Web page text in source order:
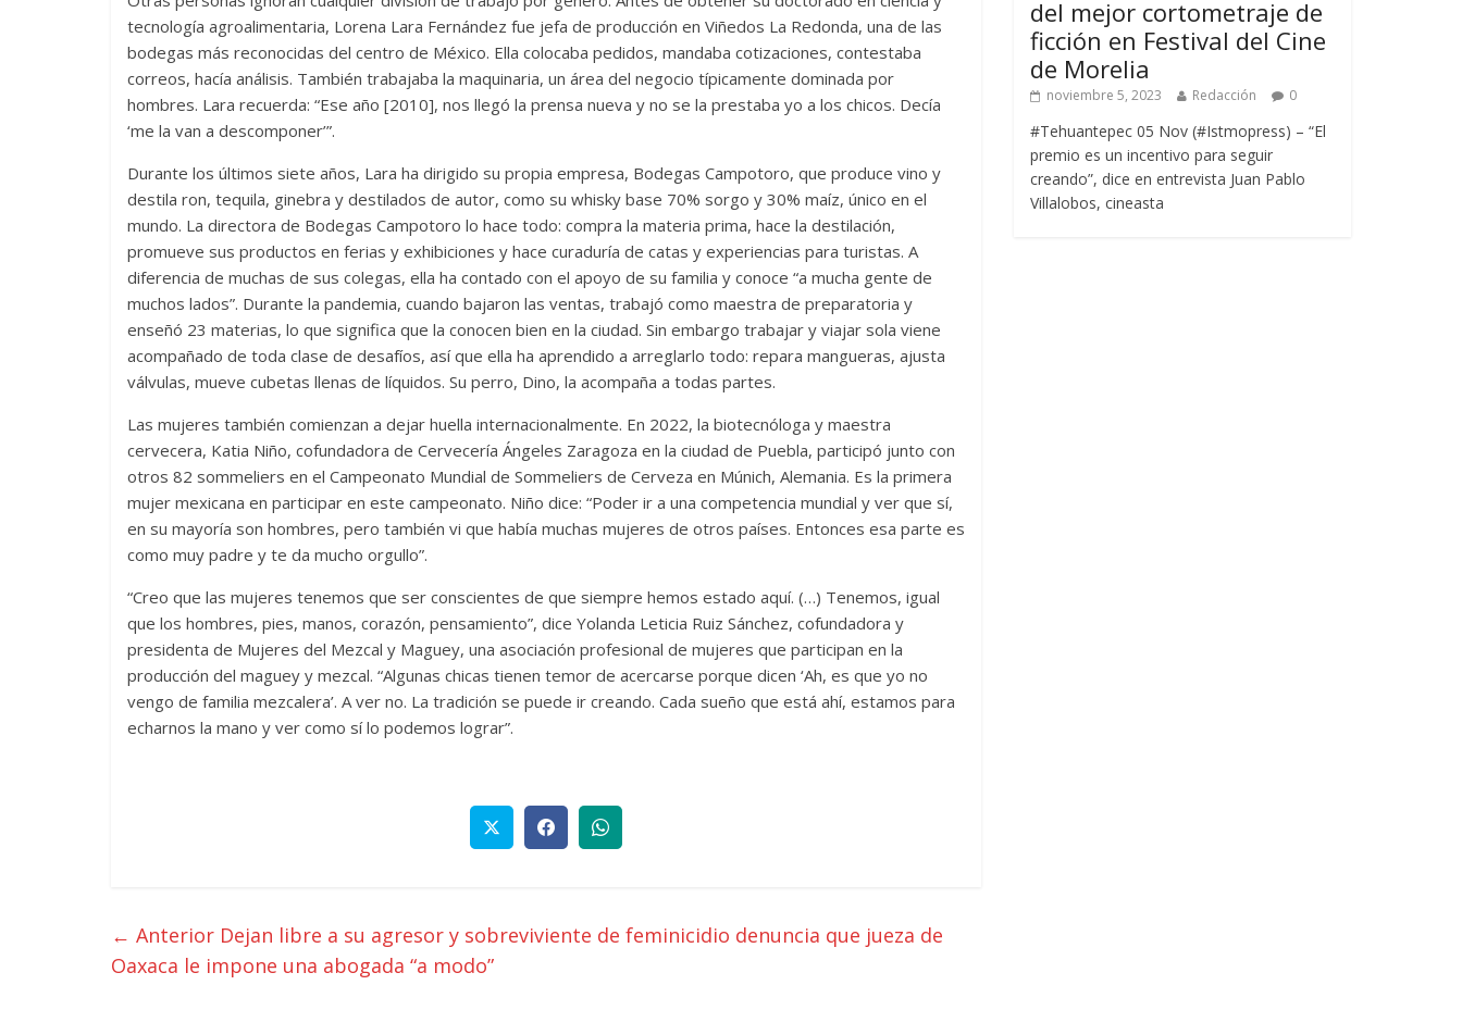
tecnología agroalimentaria, Lorena Lara Fernández fue jefa de producción en Viñedos La Redonda, una de las
bodegas más reconocidas del centro de México. Ella colocaba pedidos, mandaba cotizaciones, contestaba
correos, hacía análisis. También trabajaba la maquinaria, un área del negocio típicamente dominada por
hombres. Lara recuerda: “Ese año [2010], nos llegó la prensa nueva y no se la prestaba yo a los chicos. Decía
‘me la van a descomponer’”.
Durante los últimos siete años, Lara ha dirigido su propia empresa, Bodegas Campotoro, que produce vino y
destila ron, tequila, ginebra y destilados de autor, como su whisky base 70% sorgo y 30% maíz, único en el
mundo. La directora de Bodegas Campotoro lo hace todo: compra la materia prima, hace la destilación,
promueve sus productos en ferias y exhibiciones y hace curaduría de catas y experiencias para turistas. A
diferencia de muchas de sus colegas, ella ha contado con el apoyo de su familia y conoce “a mucha gente de
muchos lados”. Durante la pandemia, cuando bajaron las ventas, trabajó como maestra de preparatoria y
enseñó 23 materias, lo que significa que la conocen bien en la ciudad. Sin embargo trabajar y viajar sola viene
acompañado de toda clase de desafíos, así que ella ha aprendido a arreglarlo todo: repara mangueras, ajusta
válvulas, mueve cubetas llenas de líquidos. Su perro, Dino, la acompaña a todas partes.
Las mujeres también comienzan a dejar huella internacionalmente. En 2022, la biotecnóloga y maestra
cervecera, Katia Niño, cofundadora de Cervecería Ángeles Zaragoza en la ciudad de Puebla, participó junto con
otros 82 sommeliers en el Campeonato Mundial de Sommeliers de Cerveza en Múnich, Alemania. Es la primera
mujer mexicana en participar en este campeonato. Niño dice: “Poder ir a una competencia mundial y ver que sí,
en su mayoría son hombres, pero también vi que había muchas mujeres de otros países. Entonces esa parte es
como muy padre y te da mucho orgullo”.
“Creo que las mujeres tenemos que ser conscientes de que siempre hemos estado aquí. (…) Tenemos, igual
que los hombres, pies, manos, corazón, pensamiento”, dice Yolanda Leticia Ruiz Sánchez, cofundadora y
presidenta de Mujeres del Mezcal y Maguey, una asociación profesional de mujeres que participan en la
producción del maguey y mezcal. “Algunas chicas tienen temor de acercarse porque dicen ‘Ah, es que yo no
vengo de familia mezcalera’. A ver no. La tradición se puede ir creando. Cada sueño que está ahí, estamos para
echarnos la mano y ver como sí lo podemos lograr”.
← Anterior Dejan libre a su agresor y sobreviviente de feminicidio denuncia que jueza de
Oaxaca le impone una abogada “a modo”
del mejor cortometraje de
ficción en Festival del Cine
de Morelia
noviembre 5, 2023 Redacción 0
#Tehuantepec 05 Nov (#Istmopress) – “El
premio es un incentivo para seguir
creando”, dice en entrevista Juan Pablo
Villalobos, cineasta